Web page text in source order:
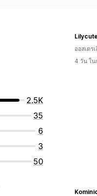
2.5K
35
6
3
50
Lilycute
ออสเตร
4 วัน ใ